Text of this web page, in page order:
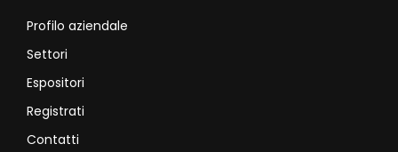
Profilo aziendale
Settori
Espositori
Registrati
Contatti